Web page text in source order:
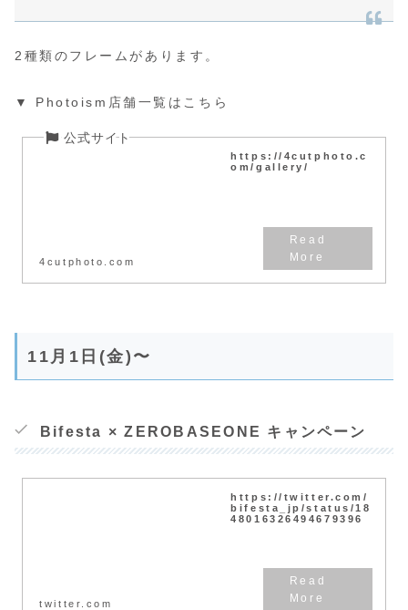
2種類のフレームがあります。
▼ Photoism店舗一覧はこちら
https://4cutphoto.c
om/gallery/
4cutphoto.com
11月1日(金)〜
Bifesta × ZEROBASEONE キャンペーン
https://twitter.com/
bifesta_jp/status/18
48016326494679396
twitter.com